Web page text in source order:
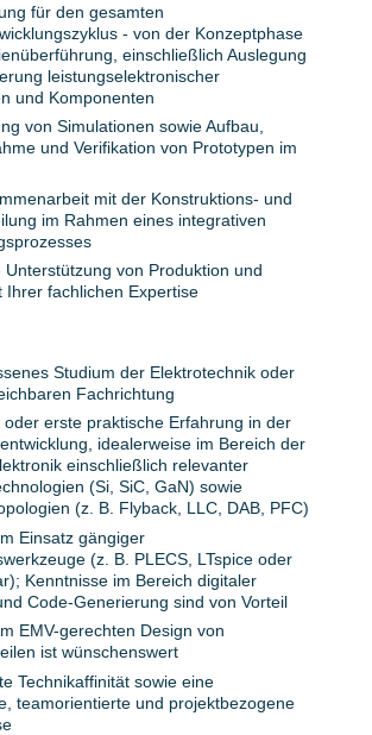
für den gesamten
- von der Konzeptphase
einschließlich Auslegung
leistungselektronischer
und Komponenten
von Simulationen sowie Aufbau,
und Verifikation von Prototypen im
mit der Konstruktions- und
im Rahmen eines integrativen
Unterstützung von Produktion und
Ihrer fachlichen Expertise
Studium der Elektrotechnik oder
Fachrichtung
oder erste praktische Erfahrung in der
idealerweise im Bereich der
einschließlich relevanter
(Si, SiC, GaN) sowie
(z. B. Flyback, LLC, DAB, PFC)
Einsatz gängiger
(z. B. PLECS, LTspice oder
Kenntnisse im Bereich digitaler
Code-Generierung sind von Vorteil
EMV-gerechten Design von
ist wünschenswert
Technikaffinität sowie eine
teamorientierte und projektbezogene